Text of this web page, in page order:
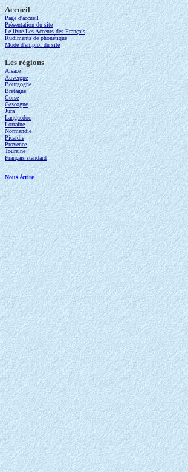
Accueil
Page d'accueil
Présentation du site
Le livre Les Accents des Français
Rudiments de phonétique
Mode d'emploi du site
Les régions
Alsace
Auvergne
Bourgogne
Bretagne
Corse
Gascogne
Jura
Languedoc
Lorraine
Normandie
Picardie
Provence
Touraine
Français standard
Nous écrire